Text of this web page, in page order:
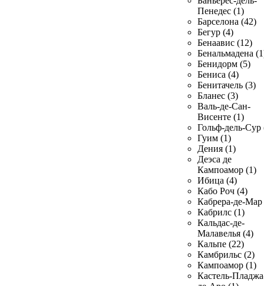
Пенедес (1)
Барселона (42)
Бегур (4)
Бенаавис (12)
Бенальмадена
Бенидорм (5)
Бениса (4)
Бенитачель (3)
Бланес (3)
Валь-де-Сан-
Висенте (1)
Гольф-дель-Сур
Гуим (1)
Дения (1)
Деэса де
Кампоамор (1)
Ибица (4)
Кабо Роч (4)
Кабрера-де-Мар
Кабрилс (1)
Кальдас-де-
Малавелья (4)
Кальпе (22)
Камбрильс (2)
Кампоамор (1)
Кастель-